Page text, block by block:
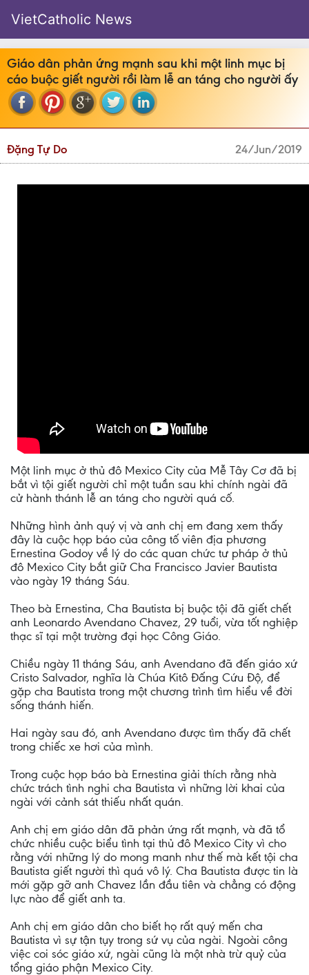
VietCatholic News
Giáo dân phản ứng mạnh sau khi một linh mục bị
cáo buộc giết người rồi làm lễ an táng cho người ấy
Đặng Tự Do 24/Jun/2019
Một linh mục ở thủ đô Mexico City của Mễ Tây Cơ đã bị
bắt vì tội giết người chỉ một tuần sau khi chính ngài đã
cử hành thánh lễ an táng cho người quá cố.
Những hình ảnh quý vị và anh chị em đang xem thấy
đây là cuộc họp báo của công tố viên địa phương
Ernestina Godoy về lý do các quan chức tư pháp ở thủ
đô Mexico City bắt giữ Cha Francisco Javier Bautista
vào ngày 19 tháng Sáu.
Theo bà Ernestina, Cha Bautista bị buộc tội đã giết chết
anh Leonardo Avendano Chavez, 29 tuổi, vừa tốt nghiệp
thạc sĩ tại một trường đại học Công Giáo.
Chiều ngày 11 tháng Sáu, anh Avendano đã đến giáo xứ
Cristo Salvador, nghĩa là Chúa Kitô Đấng Cứu Độ, để
gặp cha Bautista trong một chương trình tìm hiểu về đời
sống thánh hiến.
Hai ngày sau đó, anh Avendano được tìm thấy đã chết
trong chiếc xe hơi của mình.
Trong cuộc họp báo bà Ernestina giải thích rằng nhà
chức trách tình nghi cha Bautista vì những lời khai của
ngài với cảnh sát thiếu nhất quán.
Anh chị em giáo dân đã phản ứng rất mạnh, và đã tổ
chức nhiều cuộc biểu tình tại thủ đô Mexico City vì cho
rằng với những lý do mong manh như thế mà kết tội cha
Bautista giết người thì quá vô lý. Cha Bautista được tin là
mới gặp gỡ anh Chavez lần đầu tiên và chẳng có động
lực nào để giết anh ta.
Anh chị em giáo dân cho biết họ rất quý mến cha
Bautista vì sự tận tụy trong sứ vụ của ngài. Ngoài công
việc coi sóc giáo xứ, ngài cũng là một nhà trừ quỷ của
tổng giáo phận Mexico City.